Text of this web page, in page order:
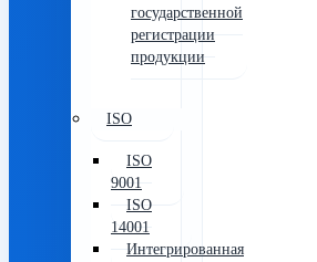
государственной
регистрации
продукции
ISO
ISO
9001
ISO
14001
Интегрированная